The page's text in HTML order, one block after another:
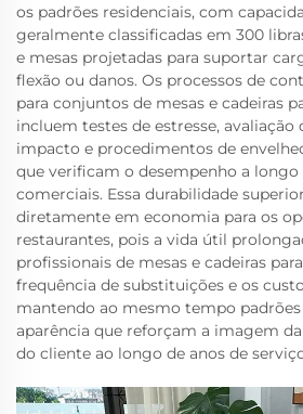
os padrões residenciais, com
geralmente classificadas em 300
e mesas projetadas para suportar
flexão ou danos. Os processos de
para conjuntos de mesas e cadeiras
incluem testes de estresse, avaliação
impacto e procedimentos de
que verificam o desempenho a longo
comerciais. Essa durabilidade
diretamente em economia para os
restaurantes, pois a vida útil
profissionais de mesas e cadeiras
frequência de substituições e os
mantendo ao mesmo tempo
aparência que reforçam a imagem
do cliente ao longo de anos de